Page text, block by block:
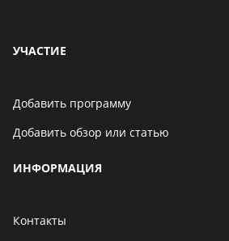
УЧАСТИЕ
Добавить программу
Добавить обзор или статью
ИНФОРМАЦИЯ
Контакты